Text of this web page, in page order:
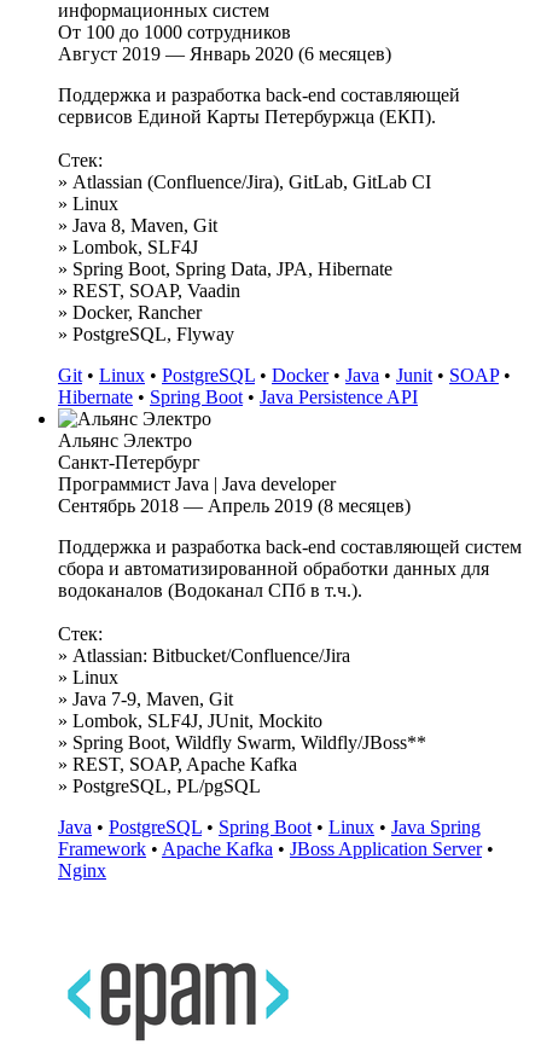
информационных систем
От 100 до 1000 сотрудников
Август 2019 — Январь 2020 (6 месяцев)
Поддержка и разработка back-end составляющей
сервисов Единой Карты Петербуржца (ЕКП).
Стек:
» Atlassian (Confluence/Jira), GitLab, GitLab CI
» Linux
» Java 8, Maven, Git
» Lombok, SLF4J
» Spring Boot, Spring Data, JPA, Hibernate
» REST, SOAP, Vaadin
» Docker, Rancher
» PostgreSQL, Flyway
Git • Linux • PostgreSQL • Docker• Java • Junit • SOAP•
Hibernate • Spring Boot • Java Persistence API
Альянс Электро
Санкт-Петербург
Программист Java | Java developer
Сентябрь 2018 — Апрель 2019 (8 месяцев)
Поддержка и разработка back-end составляющей систем
сбора и автоматизированной обработки данных для
водоканалов (Водоканал СПб в т.ч.).
Стек:
» Atlassian: Bitbucket/Confluence/Jira
» Linux
» Java 7-9, Maven, Git
» Lombok, SLF4J, JUnit, Mockito
» Spring Boot, Wildfly Swarm, Wildfly/JBoss**
» REST, SOAP, Apache Kafka
» PostgreSQL, PL/pgSQL
Java • PostgreSQL • Spring Boot • Linux • Java Spring
Framework • Apache Kafka • JBoss Application Server•
Nginx